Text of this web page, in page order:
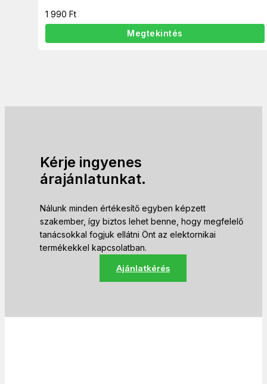
1 990 Ft
Megtekintés
Kérje ingyenes
árajánlatunkat.
Nálunk minden értékesítő egyben képzett
szakember, így biztos lehet benne, hogy megfelelő
tanácsokkal fogjuk ellátni Önt az elektornikai
termékekkel kapcsolatban.
Ajánlatkérés